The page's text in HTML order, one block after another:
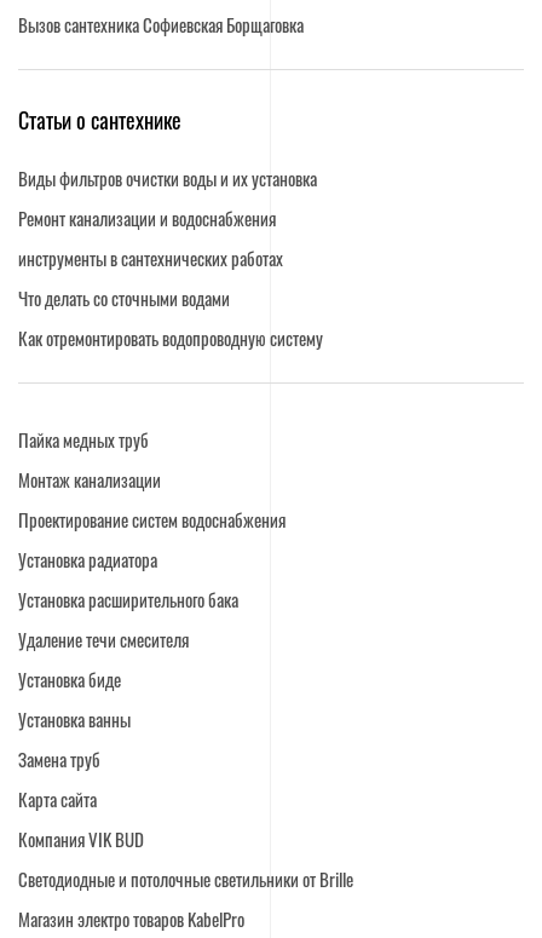
Вызов сантехника Софиевская Борщаговка
Cтатьи о сантехнике
Виды фильтров очистки воды и их установка
Ремонт канализации и водоснабжения
инструменты в сантехнических работах
Что делать со сточными водами
Как отремонтировать водопроводную систему
Пайка медных труб
Монтаж канализации
Проектирование систем водоснабжения
Установка радиатора
Установка расширительного бака
Удаление течи смесителя
Установка биде
Установка ванны
Замена труб
Карта сайта
Компания VIK BUD
Светодиодные и потолочные светильники от Brille
Магазин электро товаров KabelPro